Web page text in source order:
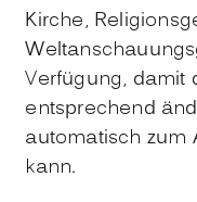
Kirche,
Verfügung, damit
entsprechend
automatisch zum
kann.